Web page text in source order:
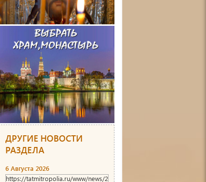
ДРУГИЕ НОВОСТИ
РАЗДЕЛА
6 Августа 2026
https://tatmitropolia.ru/www/news/2026/8/